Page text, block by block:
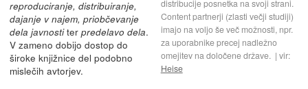
distribucije posnetka na svoji strani.
Content partnerji (zlasti večji studiji)
imajo na voljo še več možnosti, npr.
za uporabnike precej nadležno
omejitev na določene države.
vir:
Heise
reproduciranje, distribuiranje,
dajanje v najem, priobčevanje
dela javnostiter predelavo dela.
V zameno dobijo dostop do
široke knjižnice del podobno
mislečih avtorjev.